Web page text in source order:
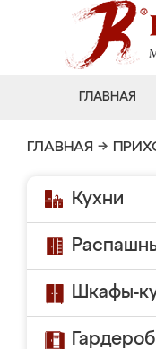
ГЛАВНАЯ
ГЛАВНАЯ →
Кухни
Шкафы-